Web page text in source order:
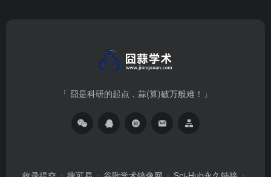
「 囧是科研的起点，蒜(算)破万般难！」